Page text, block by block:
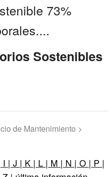
73%
Sostenibles
de Mantenimiento >
I | J | K | L | M | N | O | P |